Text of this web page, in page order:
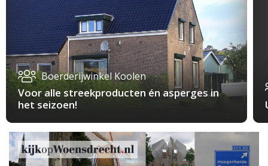
Boerderijwinkel Koolen
Voor alle streekproducten én asperges in
het seizoen!